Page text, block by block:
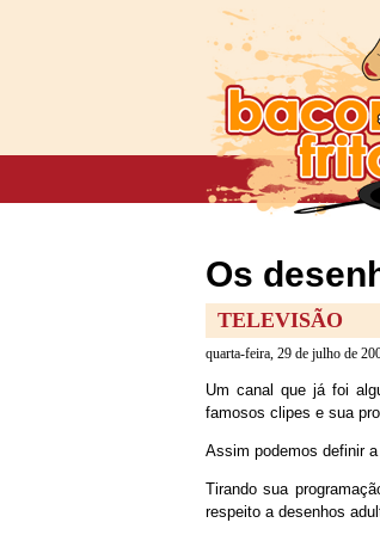
Os
TELEVISÃO
quarta-feira, 29 de julho de
Um canal que já foi
famosos clipes e sua
Assim podemos definir
Tirando sua
respeito a desenhos